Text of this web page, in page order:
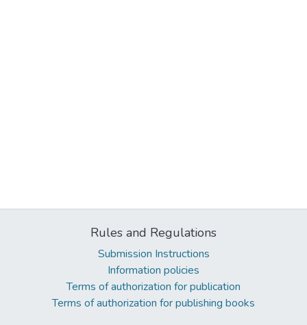
Rules and Regulations
Submission Instructions
Information policies
Terms of authorization for publication
Terms of authorization for publishing books